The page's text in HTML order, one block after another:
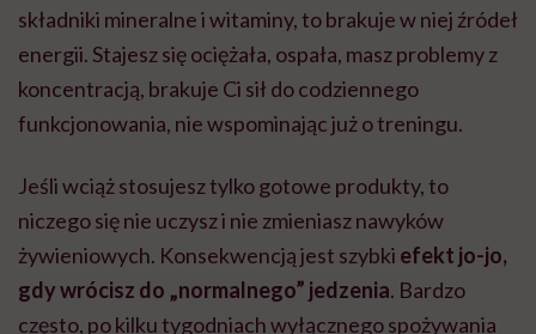
składniki mineralne i witaminy, to brakuje w niej źródeł
energii. Stajesz się ociężała, ospała, masz problemy z
koncentracją, brakuje Ci sił do codziennego
funkcjonowania, nie wspominając już o treningu.
Jeśli wciąż stosujesz tylko gotowe produkty, to
niczego się nie uczysz i nie zmieniasz nawyków
żywieniowych. Konsekwencją jest szybki efekt jo-jo,
gdy wrócisz do „normalnego” jedzenia. Bardzo
często, po kilku tygodniach wyłącznego spożywania